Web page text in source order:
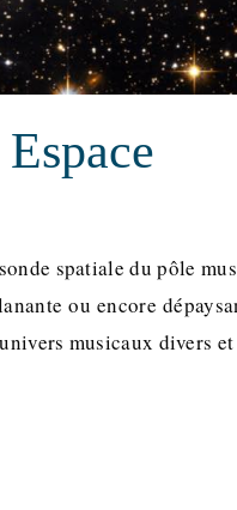
spatiale du pôle
ou encore
musicaux divers